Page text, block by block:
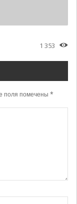
1 353
поля помечены *